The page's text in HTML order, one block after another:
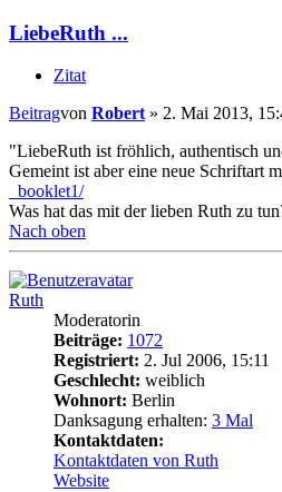
LiebeRuth ...
Zitat
Beitragvon Robert» 2. Mai 2013,
"LiebeRuth ist fröhlich, authentisch
Gemeint ist aber eine neue Schriftart
_booklet1/
Was hat das mit der lieben Ruth zu
Nach oben
Ruth
Moderatorin
Beiträge: 1072
Registriert: 2. Jul 2006, 15:11
Geschlecht: weiblich
Wohnort: Berlin
Danksagung erhalten: 3 Mal
Kontaktdaten:
Kontaktdaten von Ruth
Website